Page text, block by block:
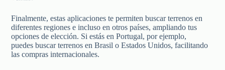
Finalmente, estas aplicaciones te permiten buscar terrenos en
diferentes regiones e incluso en otros países, ampliando tus
opciones de elección. Si estás en Portugal, por ejemplo,
puedes buscar terrenos en Brasil o Estados Unidos, facilitando
las compras internacionales.